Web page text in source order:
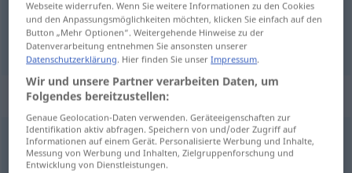
pámeten gescheit
Synonyme für "gescheit"
(etwas) taugen,vernünftig (sein)
Webseite widerrufen. Wenn Sie weitere Informationen zu den Cookies
und den Anpassungsmöglichkeiten möchten, klicken Sie einfach auf den
Button „Mehr Optionen“. Weitergehende Hinweise zu der
Datenverarbeitung entnehmen Sie ansonsten unserer
Datenschutzerklärung. Hier finden Sie unserImpressum.
Wir und unsere Partner verarbeiten Daten, um
Folgendes bereitzustellen:
Genaue Geolocation-Daten verwenden. Geräteeigenschaften zur
Identifikation aktiv abfragen. Speichern von und/oder Zugriff auf
Informationen auf einem Gerät. Personalisierte Werbung und Inhalte,
Messung von Werbung und Inhalten, Zielgruppenforschung und
Entwicklung von Dienstleistungen.